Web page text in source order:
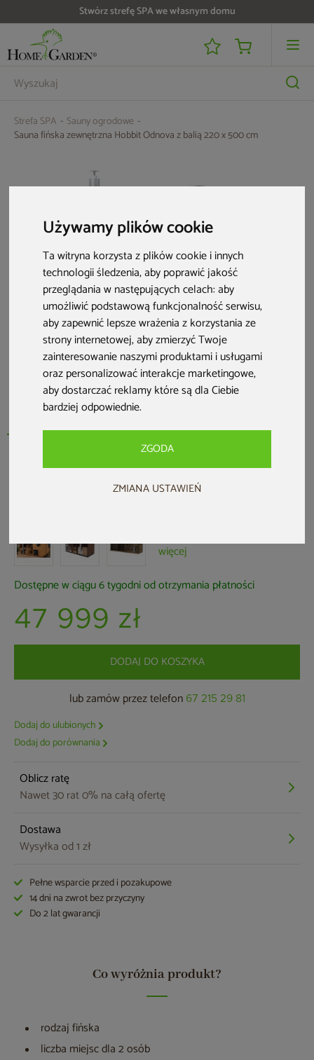
Używamy plików cookie
Ta witryna korzysta z plików cookie i innych
technologii śledzenia, aby poprawić jakość
przeglądania w następujących celach:aby
umożliwić podstawową funkcjonalność serwisu,
aby zapewnić lepsze wrażenia z korzystania ze
strony internetowej,aby zmierzyć Twoje
zainteresowanie naszymi produktami i usługami
oraz personalizować interakcje marketingowe,
aby dostarczać reklamy które są dla Ciebie
bardziej odpowiednie.
ZGODA
ZMIANA USTAWIEŃ
Do 25 000 zł zwrotu na kartę i raty RRSO 0%
Strefa SPA
Sauny ogrodowe
Sauna fińska zewnętrzna Hobbit Odnova z balią 220 x 500 cm
Odnova z balią 220 x 500 cm
+1
więcej
Dostępne w ciągu 6 tygodni od otrzymania płatności
47 999 zł
DODAJ DO KOSZYKA
lub zamów przez telefon 67 215 29 81
Dodaj do ulubionych
Dodaj do porównania
Oblicz ratę
Nawet 30 rat 0% na całą ofertę
Dostawa
Wysyłka od 1 zł
Pełne wsparcie przed i pozakupowe
14 dni na zwrot bez przyczyny
Do 2 lat gwarancji
Co wyróżnia produkt?
rodzaj fińska
liczba miejsc dla 2 osób